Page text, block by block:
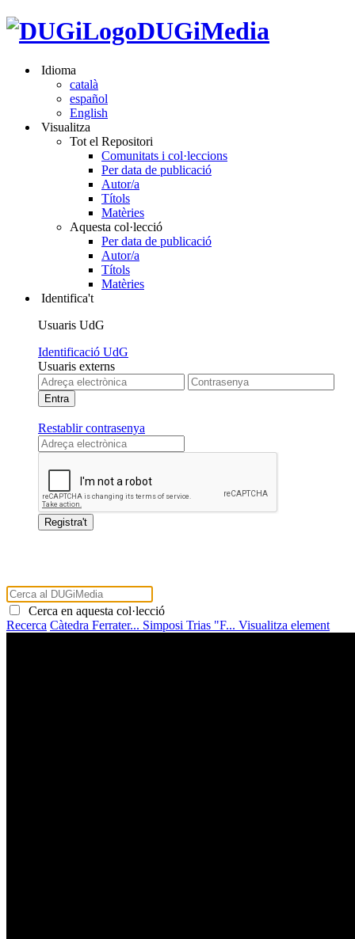
DUGiMedia
Idioma
català
español
English
Visualitza
Tot el Repositori
Comunitats i col·leccions
Per data de publicació
Autor/a
Títols
Matèries
Aquesta col·lecció
Per data de publicació
Autor/a
Títols
Matèries
Identifica't
Usuaris UdG
Identificació UdG
Usuaris externs
Restablir contrasenya
Cerca en aquesta col·lecció
Recerca Càtedra Ferrater... Simposi Trias "F... Visualitza element